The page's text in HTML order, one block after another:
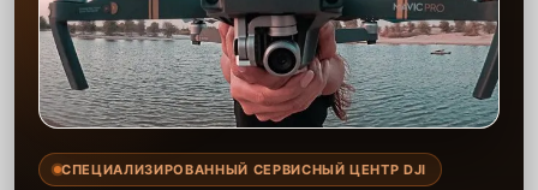
СПЕЦИАЛИЗИРОВАННЫЙ СЕРВИСНЫЙ ЦЕНТР DJI